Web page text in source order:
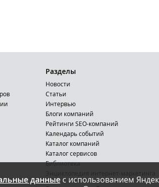
данныес использованием
Разделы
Новости
Статьи
Интервью
Блоги компаний
Рейтинги SEO-компаний
Календарь событий
Каталог компаний
Каталог сервисов
Библиотека